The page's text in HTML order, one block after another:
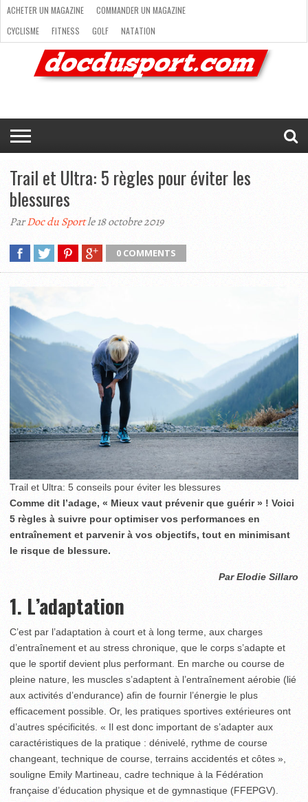
ACHETER
MAGAZINE
COMMANDER
UN
MAGAZINE
CYCLISME
FITNESS
GOLF
NATATION
RANDONNÉE
RUNNING
SKI
TRAIL
RUNNING
TRIATHLON
VOILE
NEWSLETTER
MAG’
EN
LIGNE
NOUS
CONTACTER
ACHETER UN MAGAZINE
COMMANDER UN MAGAZINE
CYCLISME
FITNESS GOLF
NATATION
RANDONNÉE
RUNNING SKI
TRAIL RUNNING
TRIATHLON
VOILE NEWSLETTER
MAG’ EN LIGNE
Trail et Ultra: 5 règles pour éviter les
blessures
ParDoc du Sportle 18 octobre 2019
0 COMMENTS
Trail et Ultra: 5 conseils pour éviter les blessures
Comme dit l’adage, « Mieux vaut prévenir que guérir » ! Voici
5 règles à suivre pour optimiser vos performances en
entraînement et parvenir à vos objectifs, tout en minimisant
le risque de blessure.
Par Elodie Sillaro
1. L’adaptation
C’est par l’adaptation à court et à long terme, aux charges
d’entraînement et au stress chronique, que le corps s’adapte et
que le sportif devient plus performant. En marche ou course de
pleine nature, les muscles s’adaptent à l’entraînement aérobie (lié
aux activités d’endurance) afin de fournir l’énergie le plus
efficacement possible. Or, les pratiques sportives extérieures ont
d’autres spécificités. « Il est donc important de s’adapter aux
caractéristiques de la pratique : dénivelé, rythme de course
changeant, technique de course, terrains accidentés et côtes »,
souligne Emily Martineau, cadre technique à la Fédération
française d’éducation physique et de gymnastique (FFEPGV).